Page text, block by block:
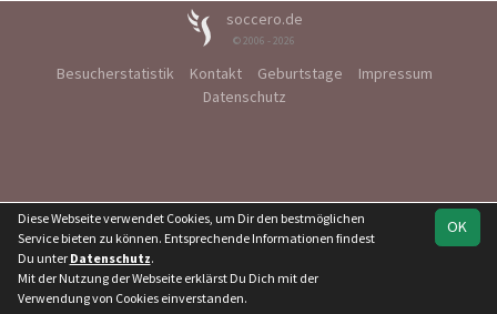
soccero.de
© 2006 - 2026
Besucherstatistik Kontakt Geburtstage
Impressum
Datenschutz
OK
Diese Webseite verwendet Cookies, um Dir den bestmöglichen
Service bieten zu können. Entsprechende Informationen findest
Du unter Datenschutz.
Mit der Nutzung der Webseite erklärst Du Dich mit der
Verwendung von Cookies einverstanden.